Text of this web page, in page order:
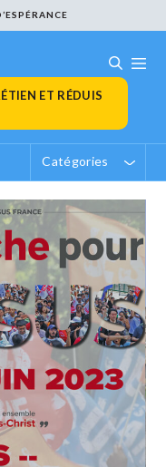
ET RÉDUIS
Catégories